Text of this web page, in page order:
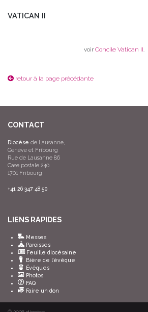
VATICAN II
voir Concile Vatican II.
retour à la page précédante
CONTACT
Diocèse de Lausanne,
Genève et Fribourg
Rue de Lausanne 86
Case postale 240
1701 Fribourg
+41 26 347 48 50
LIENS RAPIDES
Messes
Paroisses
Feuille diocésaine
Bière de l’évêque
Évêques
Photos
FAQ
Faire un don